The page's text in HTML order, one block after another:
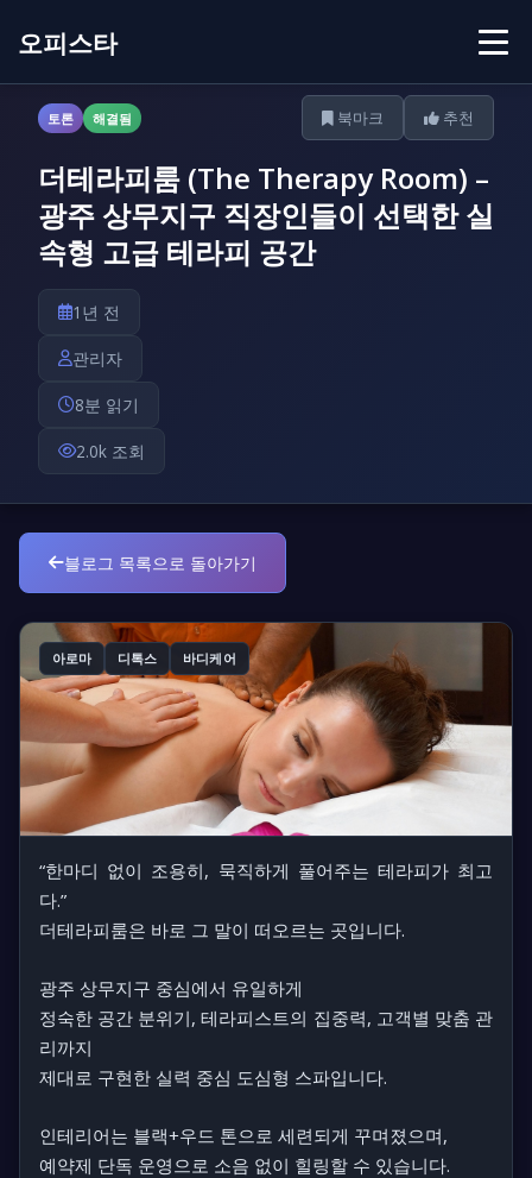
오피스타
토론 해결됨 북마크 추천
더테라피룸 (The Therapy Room) –
광주 상무지구 직장인들이 선택한 실
속형 고급 테라피 공간
1년 전
관리자
8분 읽기
2.0k 조회
블로그 목록으로 돌아가기
아로마 디톡스 바디케어
“한마디 없이 조용히, 묵직하게 풀어주는 테라피가 최고
다.”
더테라피룸은 바로 그 말이 떠오르는 곳입니다.
광주 상무지구 중심에서 유일하게
정숙한 공간 분위기, 테라피스트의 집중력, 고객별 맞춤 관
리까지
제대로 구현한 실력 중심 도심형 스파입니다.
인테리어는 블랙+우드 톤으로 세련되게 꾸며졌으며,
예약제 단독 운영 으로 소음 없이 힐링할 수 있습니다.